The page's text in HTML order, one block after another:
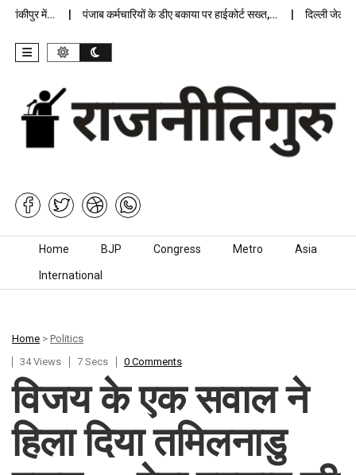
में… पंजाब कर्मचारियों के डीए बकाया पर हाईकोर्ट सख्त,… दिल्ली जेलों में
Skip to content
Home BJP Congress Metro Asia
International
Home > Politics
34 Views
7 Secs 0 Comments
विजय के एक सवाल ने
हिला दिया तमिलनाडु